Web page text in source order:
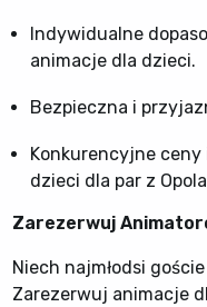
Indywidualne
animacje dla dzieci.
Bezpieczna i
Konkurencyjne
dzieci dla par z
Zarezerwuj
Niech najmłodsi
Zarezerwuj animacje